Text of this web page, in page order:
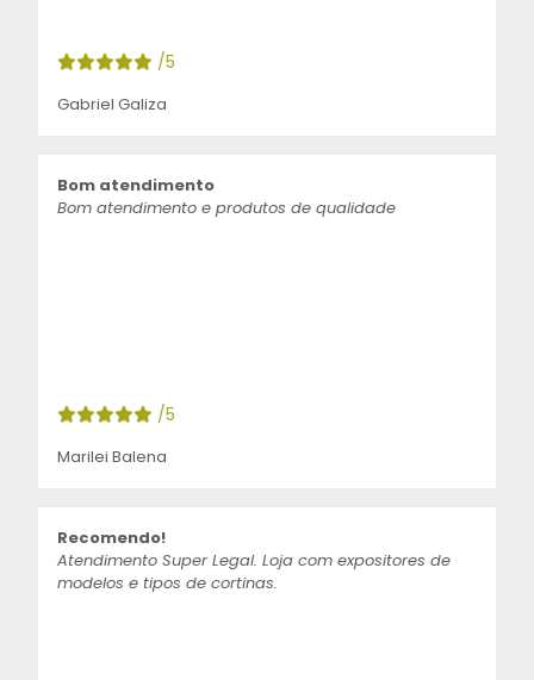
/5
Gabriel Galiza
Bom atendimento
Bom atendimento e produtos de qualidade
/5
Marilei Balena
Recomendo!
Atendimento Super Legal. Loja com expositores de
modelos e tipos de cortinas.